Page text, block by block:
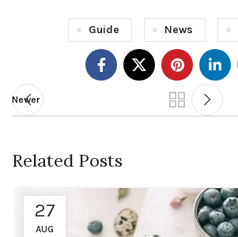
Guide News
Newer
Related Posts
27
AUG